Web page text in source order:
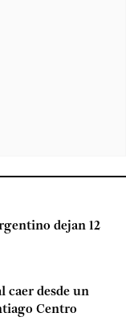
dejan 12
caer desde un
Centro